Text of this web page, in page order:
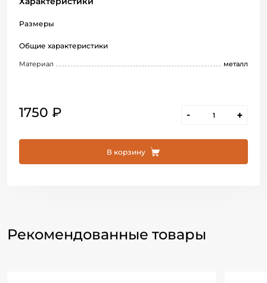
1750 ₽ - +
В корзину
Размеры
Общие характеристики
Материал металл
Рекомендованные товары